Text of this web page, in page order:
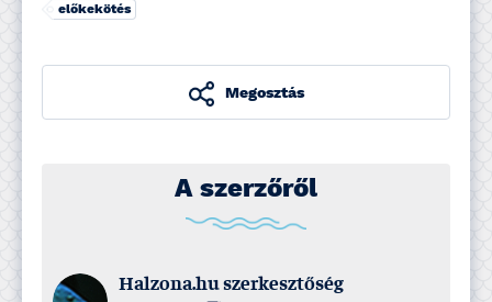
előkekötés
Megosztás
A szerzőről
Halzona.hu szerkesztőség